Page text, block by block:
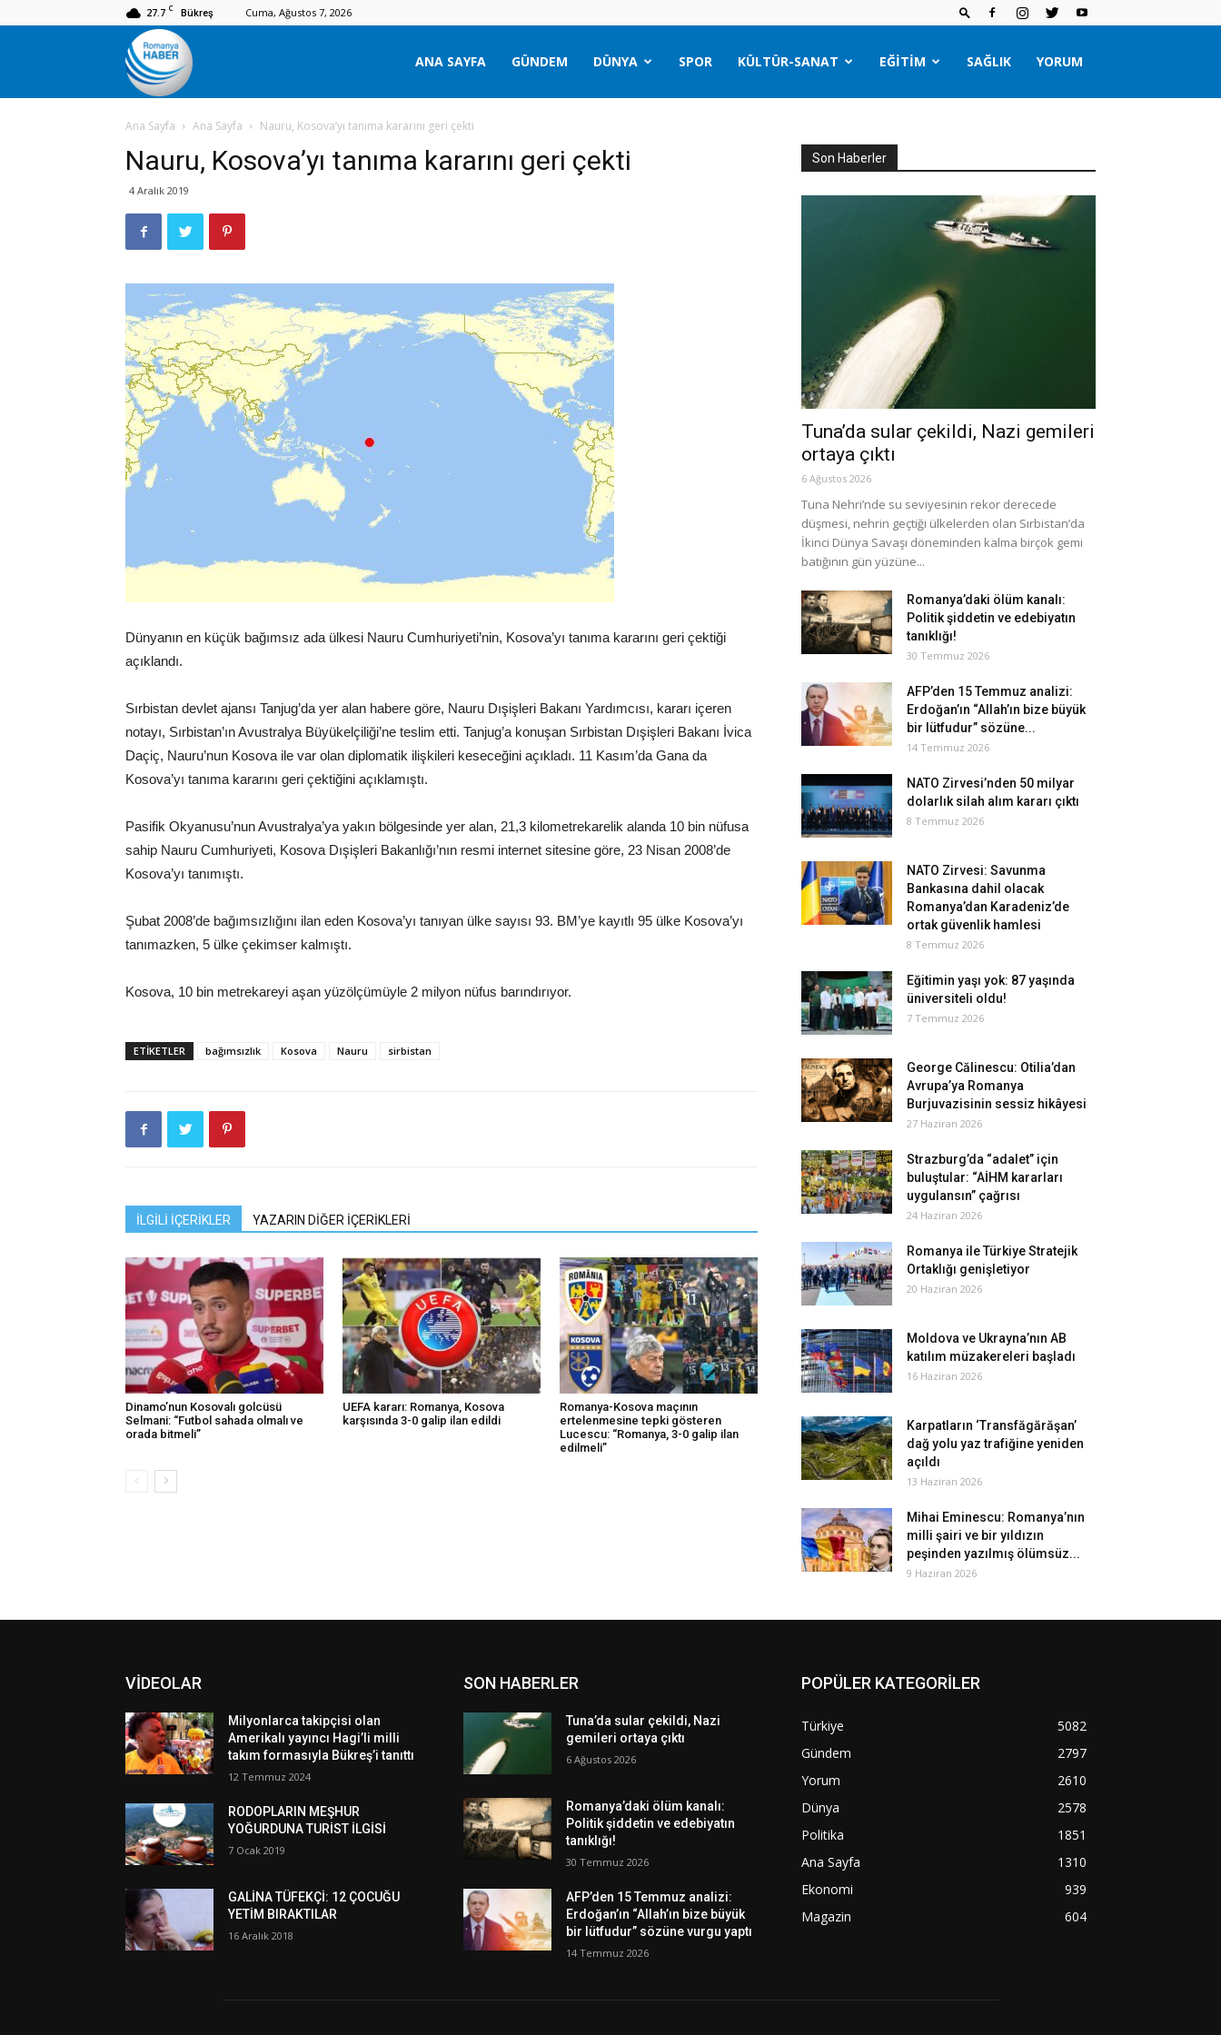
27.7 C Bükreş Cuma, Ağustos 7, 2026
Romanya
Haber
ANA SAYFA GÜNDEM DÜNYA SPOR KÜLTÜR-SANAT EĞITIM SAĞLIK YORUM
Ana Sayfa Ana Sayfa Nauru, Kosova’yı tanıma kararını geri çekti
Nauru, Kosova’yı tanıma kararını geri çekti
4 Aralık 2019
Dünyanın en küçük bağımsız ada ülkesi Nauru Cumhuriyeti’nin, Kosova’yı tanıma kararını geri çektiği
açıklandı.
Sırbistan devlet ajansı Tanjug’da yer alan habere göre, Nauru Dışişleri Bakanı Yardımcısı, kararı içeren
notayı, Sırbistan’ın Avustralya Büyükelçiliği’ne teslim etti. Tanjug’a konuşan Sırbistan Dışişleri Bakanı İvica
Daçiç, Nauru’nun Kosova ile var olan diplomatik ilişkileri keseceğini açıkladı. 11 Kasım’da Gana da
Kosova’yı tanıma kararını geri çektiğini açıklamıştı.
Pasifik Okyanusu’nun Avustralya’ya yakın bölgesinde yer alan, 21,3 kilometrekarelik alanda 10 bin nüfusa
sahip Nauru Cumhuriyeti, Kosova Dışişleri Bakanlığı’nın resmi internet sitesine göre, 23 Nisan 2008’de
Kosova’yı tanımıştı.
Şubat 2008’de bağımsızlığını ilan eden Kosova’yı tanıyan ülke sayısı 93. BM’ye kayıtlı 95 ülke Kosova’yı
tanımazken, 5 ülke çekimser kalmıştı.
Kosova, 10 bin metrekareyi aşan yüzölçümüyle 2 milyon nüfus barındırıyor.
ETIKETLER bağımsızlık Kosova Nauru sirbistan
İLGİLİ İÇERİKLER YAZARIN DİĞER İÇERİKLERİ
Dinamo’nun Kosovalı golcüsü
Selmani: “Futbol sahada olmalı ve
orada bitmeli”
UEFA kararı: Romanya, Kosova
karşısında 3-0 galip ilan edildi
Romanya-Kosova maçının
ertelenmesine tepki gösteren
Lucescu: “Romanya, 3-0 galip ilan
edilmeli”
Son Haberler
Tuna’da sular çekildi, Nazi gemileri
ortaya çıktı
6 Ağustos 2026
Tuna Nehri’nde su seviyesinin rekor derecede
düşmesi, nehrin geçtiği ülkelerden olan Sırbistan’da
İkinci Dünya Savaşı döneminden kalma birçok gemi
batığının gün yüzüne...
Romanya’daki ölüm kanalı:
Politik şiddetin ve edebiyatın
tanıklığı!
30 Temmuz 2026
AFP’den 15 Temmuz analizi:
Erdoğan’ın “Allah’ın bize büyük
bir lütfudur” sözüne...
14 Temmuz 2026
NATO Zirvesi’nden 50 milyar
dolarlık silah alım kararı çıktı
8 Temmuz 2026
NATO Zirvesi: Savunma
Bankasına dahil olacak
Romanya’dan Karadeniz’de
ortak güvenlik hamlesi
8 Temmuz 2026
Eğitimin yaşı yok: 87 yaşında
üniversiteli oldu!
7 Temmuz 2026
George Călinescu: Otilia’dan
Avrupa’ya Romanya
Burjuvazisinin sessiz hikâyesi
27 Haziran 2026
Strazburg’da “adalet” için
buluştular: “AİHM kararları
uygulansın” çağrısı
24 Haziran 2026
Romanya ile Türkiye Stratejik
Ortaklığı genişletiyor
20 Haziran 2026
Moldova ve Ukrayna’nın AB
katılım müzakereleri başladı
16 Haziran 2026
Karpatların ‘Transfăgărăşan’
dağ yolu yaz trafiğine yeniden
açıldı
13 Haziran 2026
Mihai Eminescu: Romanya’nın
milli şairi ve bir yıldızın
peşinden yazılmış ölümsüz...
9 Haziran 2026
VİDEOLAR
Milyonlarca takipçisi olan
Amerikalı yayıncı Hagi’li milli
takım formasıyla Bükreş’i tanıttı
12 Temmuz 2024
RODOPLARIN MEŞHUR
YOĞURDUNA TURİST İLGİSİ
7 Ocak 2019
GALİNA TÜFEKÇİ: 12 ÇOCUĞU
YETİM BIRAKTILAR
16 Aralık 2018
SON HABERLER
Tuna’da sular çekildi, Nazi
gemileri ortaya çıktı
6 Ağustos 2026
Romanya’daki ölüm kanalı:
Politik şiddetin ve edebiyatın
tanıklığı!
30 Temmuz 2026
AFP’den 15 Temmuz analizi:
Erdoğan’ın “Allah’ın bize büyük
bir lütfudur” sözüne vurgu yaptı
14 Temmuz 2026
POPÜLER KATEGORİLER
Türkiye
5082
Gündem
2797
Yorum
2610
Dünya
2578
Politika
1851
Ana Sayfa
1310
Ekonomi
939
Magazin
604